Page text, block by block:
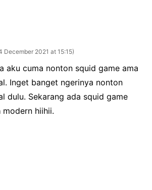
December 2021 at 15:15
aku cuma nonton squid game ama
Inget banget ngerinya nonton
dulu. Sekarang ada squid game
modern hiihii.